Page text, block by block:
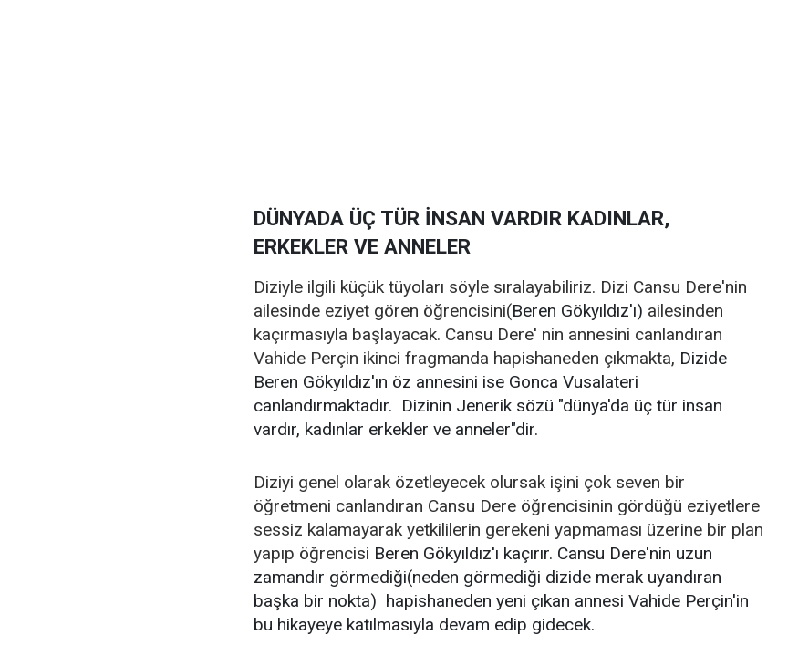
DÜNYADA ÜÇ TÜR İNSAN VARDIR KADINLAR,
ERKEKLER VE ANNELER
Diziyle ilgili küçük tüyoları söyle sıralayabiliriz. Dizi Cansu Dere'nin
ailesinde eziyet gören öğrencisini(Beren Gökyıldız'ı) ailesinden
kaçırmasıyla başlayacak. Cansu Dere' nin annesini canlandıran
Vahide Perçin ikinci fragmanda hapishaneden çıkmakta, Dizide
Beren Gökyıldız'ın öz annesini ise Gonca Vusalateri
canlandırmaktadır. Dizinin Jenerik sözü "dünya'da üç tür insan
vardır, kadınlar erkekler ve anneler"dir.
Diziyi genel olarak özetleyecek olursak işini çok seven bir
öğretmeni canlandıran Cansu Dere öğrencisinin gördüğü eziyetlere
sessiz kalamayarak yetkililerin gerekeni yapmaması üzerine bir plan
yapıp öğrencisi Beren Gökyıldız'ı kaçırır. Cansu Dere'nin uzun
zamandır görmediği(neden görmediği dizide merak uyandıran
başka bir nokta) hapishaneden yeni çıkan annesi Vahide Perçin'in
bu hikayeye katılmasıyla devam edip gidecek.